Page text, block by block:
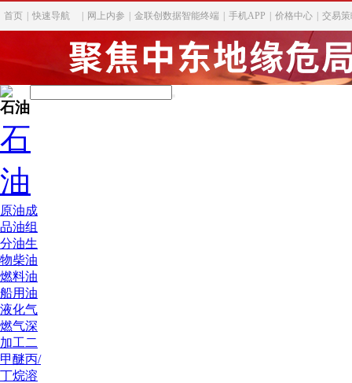
首页 快速导航 网上内参 金联创数据智能终端 手机APP 价格中心 交易
石油
石
油
原油成
品油组
分油生
物柴油
燃料油
船用油
液化气
燃气深
加工二
甲醚丙/
丁烷溶